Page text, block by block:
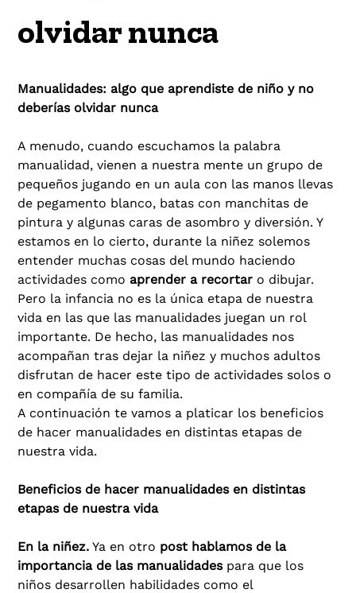
olvidar nunca
Manualidades: algo que aprendiste de niño y no
deberías olvidar nunca
A menudo, cuando escuchamos la palabra
manualidad, vienen a nuestra mente un grupo de
pequeños jugando en un aula con las manos llevas
de pegamento blanco, batas con manchitas de
pintura y algunas caras de asombro y diversión. Y
estamos en lo cierto, durante la niñez solemos
entender muchas cosas del mundo haciendo
actividades como aprender a recortar o dibujar.
Pero la infancia no es la única etapa de nuestra
vida en las que las manualidades juegan un rol
importante. De hecho, las manualidades nos
acompañan tras dejar la niñez y muchos adultos
disfrutan de hacer este tipo de actividades solos o
en compañía de su familia.
A continuación te vamos a platicar los beneficios
de hacer manualidades en distintas etapas de
nuestra vida.
Beneficios de hacer manualidades en distintas
etapas de nuestra vida
En la niñez. Ya en otro post hablamos de la
importancia de las manualidadespara que los
niños desarrollen habilidades como el